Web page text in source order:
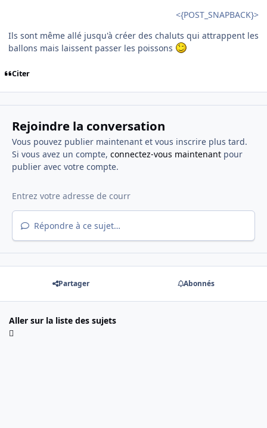
<{POST_SNAPBACK}>
Ils sont même allé jusqu'à créer des chaluts qui attrappent les
ballons mais laissent passer les poissons
Citer
Rejoindre la conversation
Vous pouvez publier maintenant et vous inscrire plus tard.
Si vous avez un compte, connectez-vous maintenantpour
publier avec votre compte.
Répondre à ce sujet…
Partager Abonnés
Aller sur la liste des sujets